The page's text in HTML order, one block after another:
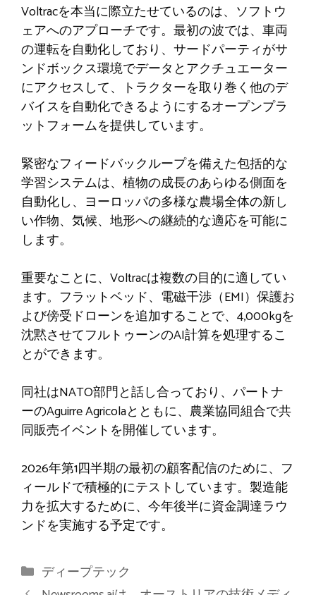
Voltracを本当に際立たせているのは、ソフトウ
ェアへのアプローチです。最初の波では、車両
の運転を自動化しており、サードパーティがサ
ンドボックス環境でデータとアクチュエーター
にアクセスして、トラクターを取り巻く他のデ
バイスを自動化できるようにするオープンプラ
ットフォームを提供しています。
緊密なフィードバックループを備えた包括的な
学習システムは、植物の成長のあらゆる側面を
自動化し、ヨーロッパの多様な農場全体の新し
い作物、気候、地形への継続的な適応を可能に
します。
重要なことに、Voltracは複数の目的に適してい
ます。フラットベッド、電磁干渉（EMI）保護お
よび傍受ドローンを追加することで、4,000kgを
沈黙させてフルトゥーンのAI計算を処理するこ
とができます。
同社はNATO部門と話し合っており、パートナ
ーのAguirre Agricolaとともに、農業協同組合で共
同販売イベントを開催しています。
2026年第1四半期の最初の顧客配信のために、フ
ィールドで積極的にテストしています。製造能
力を拡大するために、今年後半に資金調達ラウ
ンドを実施する予定です。
カ
テ
ディープテック